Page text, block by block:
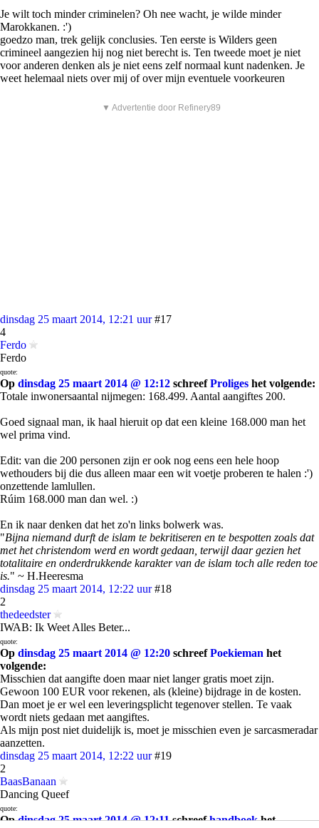
Je wilt toch minder criminelen? Oh nee wacht, je wilde minder
Marokkanen. :')
goedzo man, trek gelijk conclusies. Ten eerste is Wilders geen
crimineel aangezien hij nog niet berecht is. Ten tweede moet je niet
voor anderen denken als je niet eens zelf normaal kunt nadenken. Je
weet helemaal niets over mij of over mijn eventuele voorkeuren
▼ Advertentie door Refinery89
dinsdag 25 maart 2014, 12:21 uur #17
4
Ferdo
Ferdo
quote:
Op dinsdag 25 maart 2014 @ 12:12 schreefProliges het volgende:
Totale inwonersaantal nijmegen: 168.499. Aantal aangiftes 200.
Goed signaal man, ik haal hieruit op dat een kleine 168.000 man het
wel prima vind.
Edit: van die 200 personen zijn er ook nog eens een hele hoop
wethouders bij die dus alleen maar een wit voetje proberen te halen :')
onzettende lamlullen.
Rúim 168.000 man dan wel. :)
En ik naar denken dat het zo'n links bolwerk was.
"Bijna niemand durft de islam te bekritiseren en te bespotten zoals dat
met het christendom werd en wordt gedaan, terwijl daar gezien het
totalitaire en onderdrukkende karakter van de islam toch alle reden toe
is." ~ H.Heeresma
dinsdag 25 maart 2014, 12:22 uur #18
2
thedeedster
IWAB: Ik Weet Alles Beter...
quote:
Op dinsdag 25 maart 2014 @ 12:20 schreefPoekieman het
volgende:
Misschien dat aangifte doen maar niet langer gratis moet zijn.
Gewoon 100 EUR voor rekenen, als (kleine) bijdrage in de kosten.
Dan moet je er wel een leveringsplicht tegenover stellen. Te vaak
wordt niets gedaan met aangiftes.
Als mijn post niet duidelijk is, moet je misschien even je sarcasmeradar
aanzetten.
dinsdag 25 maart 2014, 12:22 uur #19
2
BaasBanaan
Dancing Queef
quote:
Opdinsdag 25 maart 2014 @ 12:11schreefhandboekhet